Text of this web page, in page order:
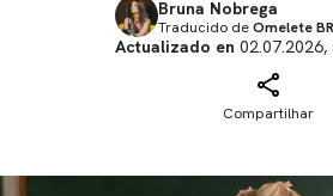
Bruna Nobrega
Traducido deOmelete BR
Actualizado en
Compartilhar